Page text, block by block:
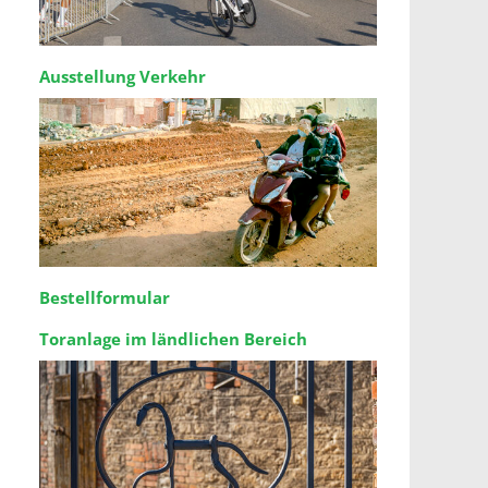
Ausstellung Verkehr
Bestellformular
Toranlage im ländlichen Bereich